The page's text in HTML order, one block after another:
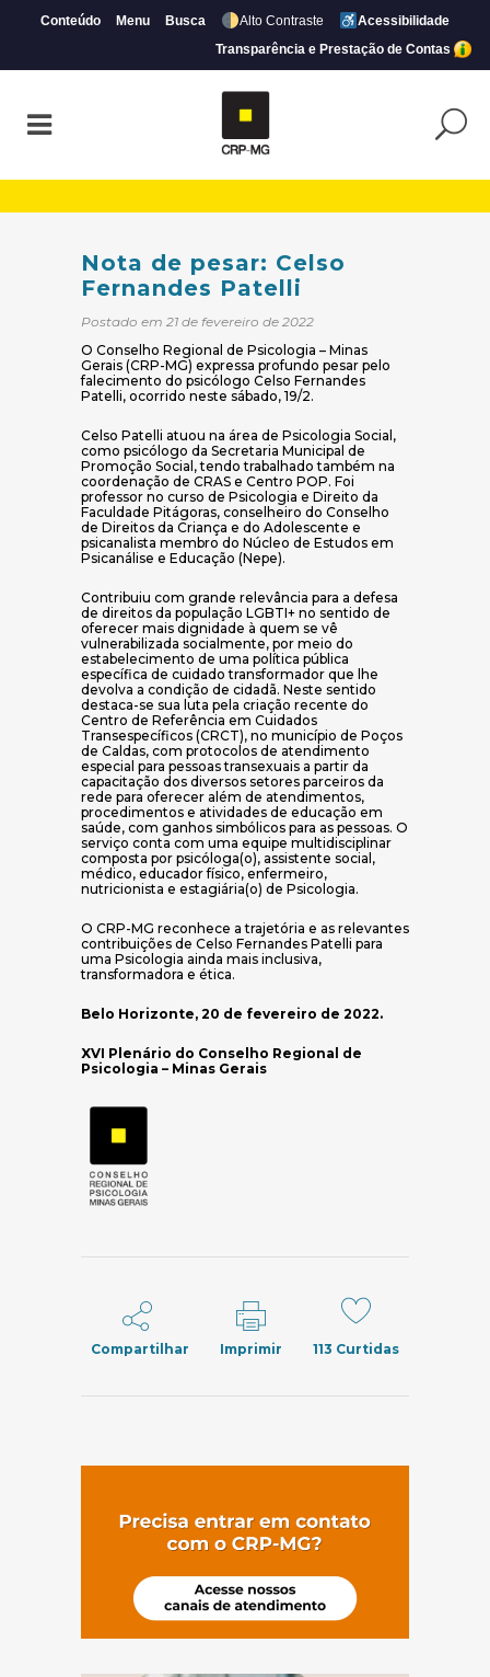
Conteúdo Menu Busca Alto Contraste
Acessibilidade
Transparência e Prestação de Contas
Nota de pesar: Celso
Fernandes Patelli
Postado em 21 de fevereiro de 2022
O Conselho Regional de Psicologia – Minas
Gerais (CRP-MG) expressa profundo pesar pelo
falecimento do psicólogo Celso Fernandes
Patelli, ocorrido neste sábado, 19/2.
Celso Patelli atuou na área de Psicologia Social,
como psicólogo da Secretaria Municipal de
Promoção Social, tendo trabalhado também na
coordenação de CRAS e Centro POP. Foi
professor no curso de Psicologia e Direito da
Faculdade Pitágoras, conselheiro do Conselho
de Direitos da Criança e do Adolescente e
psicanalista membro do Núcleo de Estudos em
Psicanálise e Educação (Nepe).
Contribuiu com grande relevância para a defesa
de direitos da população LGBTI+ no sentido de
oferecer mais dignidade à quem se vê
vulnerabilizada socialmente, por meio do
estabelecimento de uma política pública
específica de cuidado transformador que lhe
devolva a condição de cidadã. Neste sentido
destaca-se sua luta pela criação recente do
Centro de Referência em Cuidados
Transespecíficos (CRCT), no município de Poços
de Caldas, com protocolos de atendimento
especial para pessoas transexuais a partir da
capacitação dos diversos setores parceiros da
rede para oferecer além de atendimentos,
procedimentos e atividades de educação em
saúde, com ganhos simbólicos para as pessoas. O
serviço conta com uma equipe multidisciplinar
composta por psicóloga(o), assistente social,
médico, educador físico, enfermeiro,
nutricionista e estagiária(o) de Psicologia.
O CRP-MG reconhece a trajetória e as relevantes
contribuições de Celso Fernandes Patelli para
uma Psicologia ainda mais inclusiva,
transformadora e ética.
Belo Horizonte, 20 de fevereiro de 2022.
XVI Plenário do Conselho Regional de
Psicologia – Minas Gerais
Compartilhar Imprimir 113 Curtidas